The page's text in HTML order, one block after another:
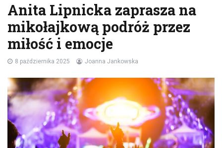
Anita Lipnicka zaprasza na
mikołajkową podróż przez
miłość i emocje
8 października 2025 Joanna Jankowska